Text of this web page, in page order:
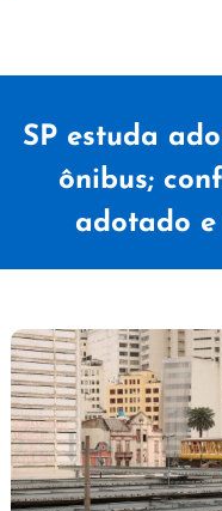
SP estuda
ônibus;
adotado e